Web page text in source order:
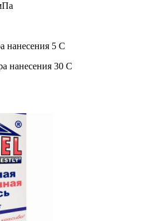
нанесения 5 C
нанесения 30 C